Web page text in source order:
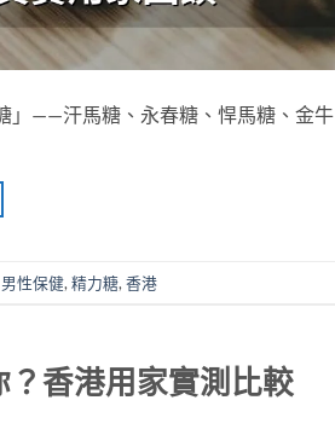
」——汗馬糖、永春糖、悍馬糖、金牛
男性保健, 精力糖, 香港
香港用家實測比較